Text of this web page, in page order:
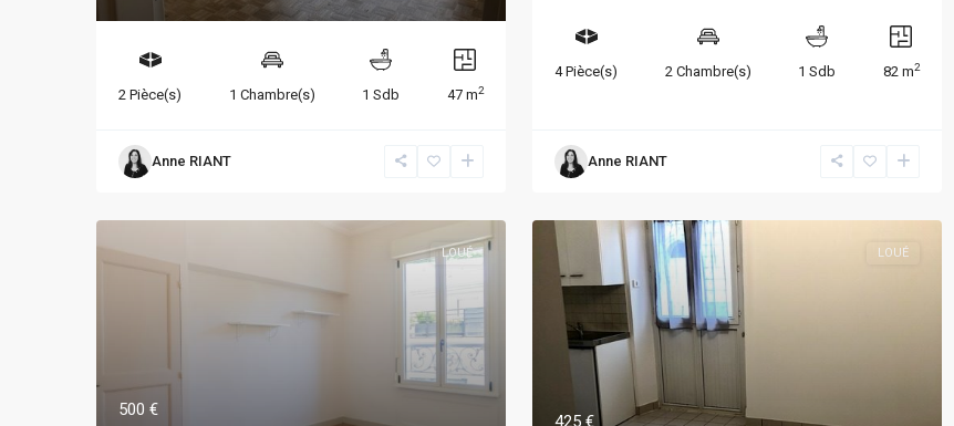
2 Pièce(s) 1 Chambre(s) 1 Sdb 47 m2
Anne RIANT
4 Pièce(s) 2 Chambre(s) 1 Sdb 82 m2
Anne RIANT
LOUÉ
500 €
LOUÉ
425 €